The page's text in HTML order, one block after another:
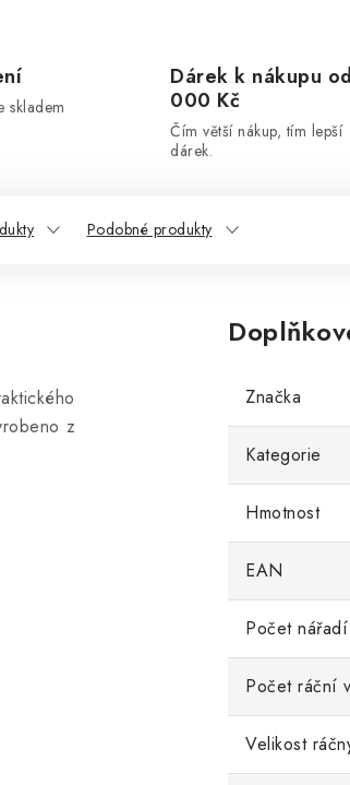
skladem
Dárek k nákupu
000 Kč
Čím větší nákup, tím lepší
dárek.
Podobné produkty
z
Značka
Kategorie
Hmotnost
EAN
Počet nářadí
Počet ráční
Velikost